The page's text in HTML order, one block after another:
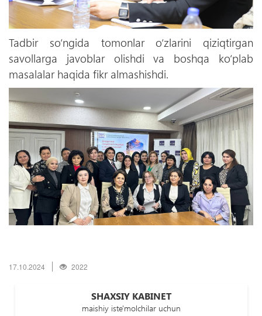
Tadbir so‘ngida tomonlar o‘zlarini qiziqtirgan
savollarga javoblar olishdi va boshqa ko‘plab
masalalar haqida fikr almashishdi.
17.10.2024 2022
SHAXSIY KABINET
maishiy iste'molchilar uchun